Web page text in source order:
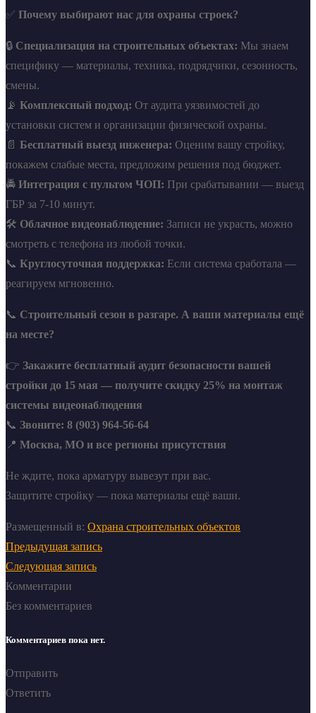
✅ Почему выбирают нас для охраны строек?
🔒 Специализация на строительных объектах: Мы знаем
специфику — материалы, техника, подрядчики, сезонность,
смены.
📡 Комплексный подход: От аудита уязвимостей до
установки систем и организации физической охраны.
📄 Бесплатный выезд инженера: Оценим вашу стройку,
покажем слабые места, предложим решения под бюджет.
🚔 Интеграция с пультом ЧОП: При срабатывании — выезд
ГБР за 7-10 минут.
🛠️ Облачное видеонаблюдение: Записи не украсть, можно
смотреть с телефона из любой точки.
📞 Круглосуточная поддержка: Если система сработала —
реагируем мгновенно.
📞 Строительный сезон в разгаре. А ваши материалы ещё
на месте?
👉 Закажите бесплатный аудит безопасности вашей
стройки до 15 мая — получите скидку 25% на монтаж
системы видеонаблюдения
📞 Звоните: 8 (903) 964-56-64
📍 Москва, МО и все регионы присутствия
Не ждите, пока арматуру вывезут при вас.
Защитите стройку — пока материалы ещё ваши.
Размещенный в: Охрана строительных объектов
Предыдущая запись
Следующая запись
Комментарии
Без комментариев
Комментариев пока нет.
Отправить
Ответить